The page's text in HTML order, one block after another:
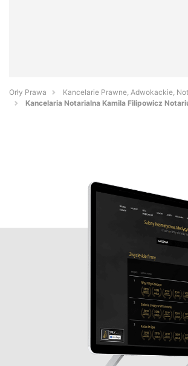
Orły Prawa
Kancelarie Prawne, Adwokackie,
Kancelaria Notarialna Kamila Filipowicz